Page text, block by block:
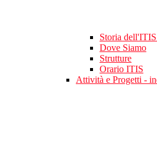
Storia
Dove Siamo
Strutture
Orario ITIS
Attività e Progetti -